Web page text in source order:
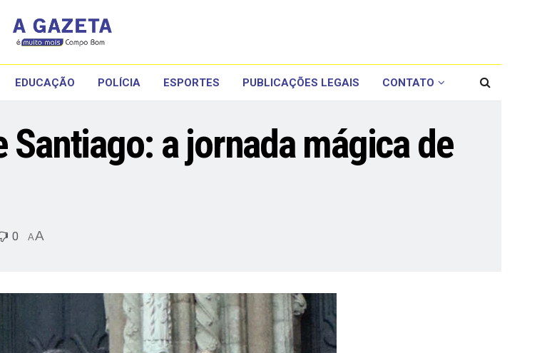
EDUCAÇÃO POLÍCIA ESPORTES PUBLICAÇÕES LEGAIS CONTATO
Santiago: a jornada mágica de
0 AA